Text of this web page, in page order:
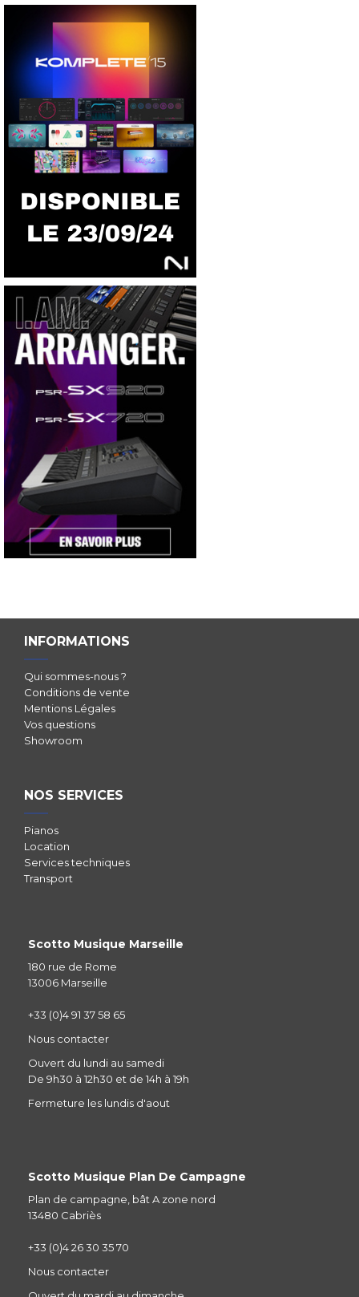
INFORMATIONS
Qui sommes-nous ?
Conditions de vente
Mentions Légales
Vos questions
Showroom
NOS SERVICES
Pianos
Location
Services techniques
Transport
Scotto Musique Marseille
180 rue de Rome
13006 Marseille
+33 (0)4 91 37 58 65
Nous contacter
Ouvert du lundi au samedi
De 9h30 à 12h30 et de 14h à 19h
Fermeture les lundis d'aout
Scotto Musique Plan De Campagne
Plan de campagne, bât A zone nord
13480 Cabriès
+33 (0)4 26 30 35 70
Nous contacter